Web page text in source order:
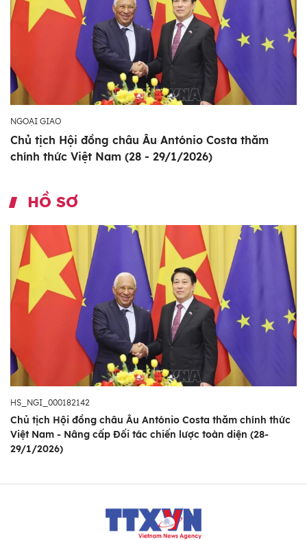
NGOẠI GIAO
Chủ tịch Hội đồng châu Âu António Costa thăm
chính thức Việt Nam (28 - 29/1/2026)
HỒ SƠ
HS_NGI_000182142
Chủ tịch Hội đồng châu Âu António Costa thăm chính thức
Việt Nam - Nâng cấp Đối tác chiến lược toàn diện (28-
29/1/2026)